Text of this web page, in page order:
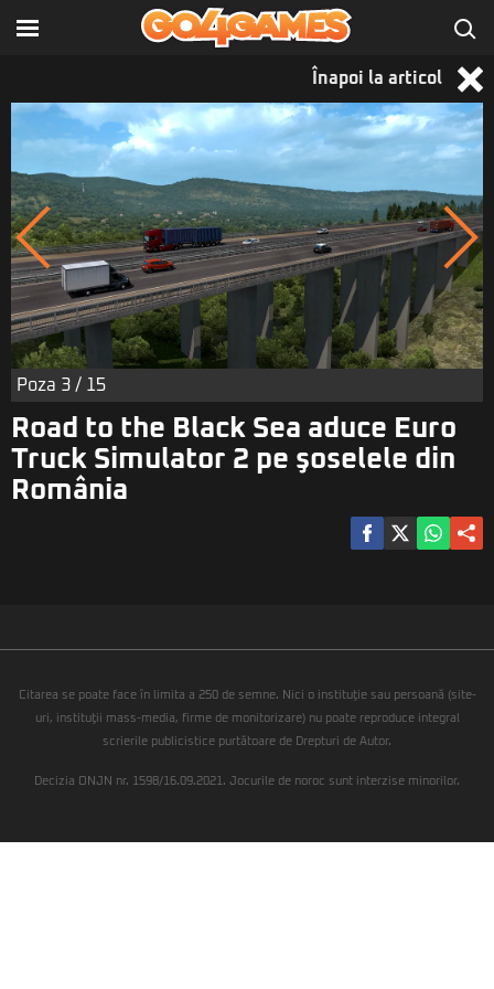
Înapoi la articol
Poza 3 / 15
Road to the Black Sea aduce Euro
Truck Simulator 2 pe şoselele din
România
Citarea se poate face în limita a 250 de semne. Nici o instituţie sau persoană (site-
uri, instituţii mass-media, firme de monitorizare) nu poate reproduce integral
scrierile publicistice purtătoare de Drepturi de Autor.
Decizia ONJN nr. 1598/16.09.2021. Jocurile de noroc sunt interzise minorilor.